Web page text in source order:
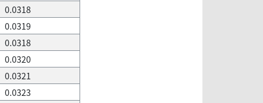
0.0318
0.0319
0.0318
0.0320
0.0321
0.0323